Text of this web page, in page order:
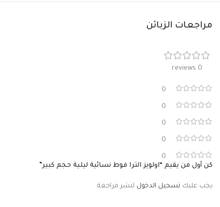
مراجعات الزبائن
0 reviews
0
0
0
0
0
كن أول من يقيم “اولويز الترا فوط نسائية ليلية حجم كبير”
يجب عليك تسجيل الدخول لنشر مراجعة.